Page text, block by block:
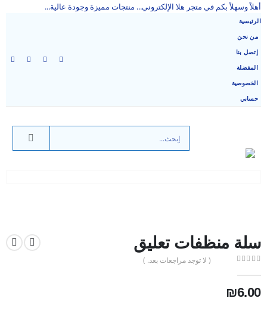
أهلاً وسهلاً بكم في متجر هلا الإلكتروني... منتجات مميزة وجودة عالية...
الرئيسية
من نحن
إتصل بنا
المفضلة
الخصوصية
حسابي
سلة منظفات تعليق
( لا توجد مراجعات بعد. )
₪6.00